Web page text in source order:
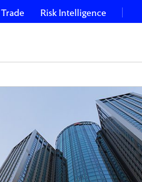
Risk Intelligence